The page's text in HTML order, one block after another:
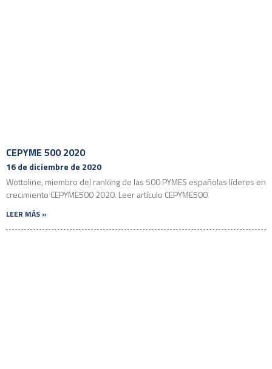
CEPYME 500 2020
16 de diciembre de 2020
Wottoline, miembro del ranking de las 500 PYMES españolas líderes en
crecimiento CEPYME500 2020. Leer artículo CEPYME500
LEER MÁS »